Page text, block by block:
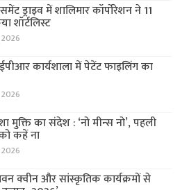
ड्राइव में शालिमार कॉर्पोरेशन ने 11
शॉर्टलिस्ट
कार्यशाला में पेटेंट फाइलिंग का
मुक्ति का संदेश : ‘नो मीन्स नो’, पहली
कहें ना
क्वीन और सांस्कृतिक कार्यक्रमों से